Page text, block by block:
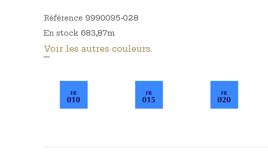
Référence 9990095-028
En stock 683,87m
Voir les autres couleurs.